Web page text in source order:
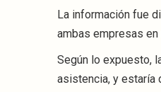
La información fue
ambas empresas
Según lo expuesto,
asistencia, y estaría